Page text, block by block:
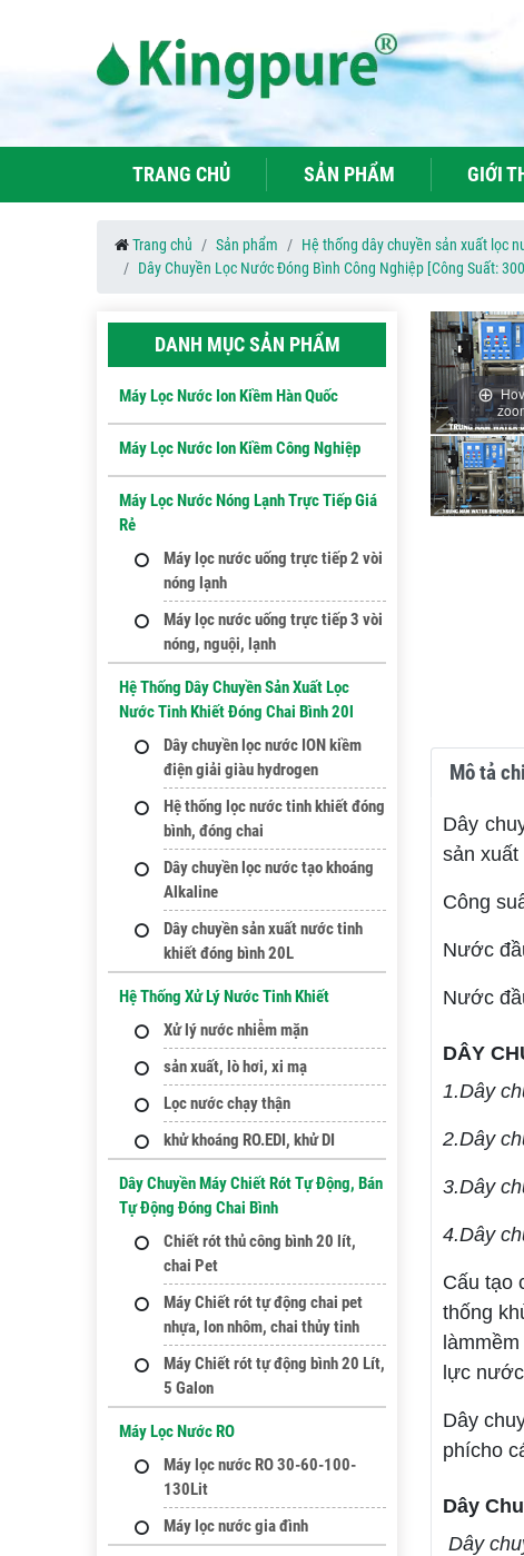
TRANG CHỦ SẢN PHẨM GIỚI
Trang chủ Sản phẩm Hệ thống dây chuyền sản xuất lọc
Dây Chuyền Lọc Nước Đóng Bình Công Nghiệp [Công Suất:
Mô tả
Dây
sản
Công
Nước
Nước
DÂY
1.Dây
2.Dây
3.Dây
4.Dây
Cấu tạo
thống
lực
Dây
phícho
Dây
Dây
DANH MỤC SẢN PHẨM
Máy Lọc Nước Ion Kiềm Hàn Quốc
Máy Lọc Nước Ion Kiềm Công Nghiệp
Máy Lọc Nước Nóng Lạnh Trực Tiếp Giá
Rẻ
Máy lọc nước uống trực tiếp 2 vòi
nóng lạnh
Máy lọc nước uống trực tiếp 3 vòi
nóng, nguội, lạnh
Hệ Thống Dây Chuyền Sản Xuất Lọc
Nước Tinh Khiết Đóng Chai Bình 20l
Dây chuyền lọc nước ION kiềm
điện giải giàu hydrogen
Hệ thống lọc nước tinh khiết đóng
bình, đóng chai
Dây chuyền lọc nước tạo khoáng
Alkaline
Dây chuyền sản xuất nước tinh
khiết đóng bình 20L
Hệ Thống Xử Lý Nước Tinh Khiết
Xử lý nước nhiễm mặn
sản xuất, lò hơi, xi mạ
Lọc nước chạy thận
khử khoáng RO.EDI, khử DI
Dây Chuyền Máy Chiết Rót Tự Động, Bán
Tự Động Đóng Chai Bình
Chiết rót thủ công bình 20 lít,
chai Pet
Máy Chiết rót tự động chai pet
nhựa, lon nhôm, chai thủy tinh
Máy Chiết rót tự động bình 20 Lít,
5 Galon
Máy Lọc Nước RO
Máy lọc nước RO 30-60-100-
130Lit
Máy lọc nước gia đình